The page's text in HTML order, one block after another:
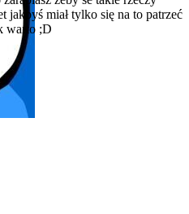
jakbyś miał tylko się na to patrzeć
warto ;D